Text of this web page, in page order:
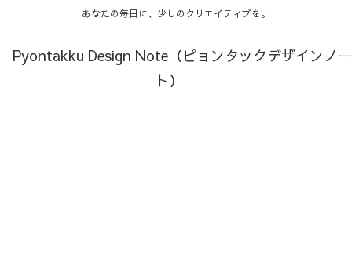
あなたの毎日に、少しのクリエイティブを。
Pyontakku Design Note（ピョンタックデザインノー
ト）